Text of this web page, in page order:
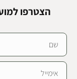
הצטרפו